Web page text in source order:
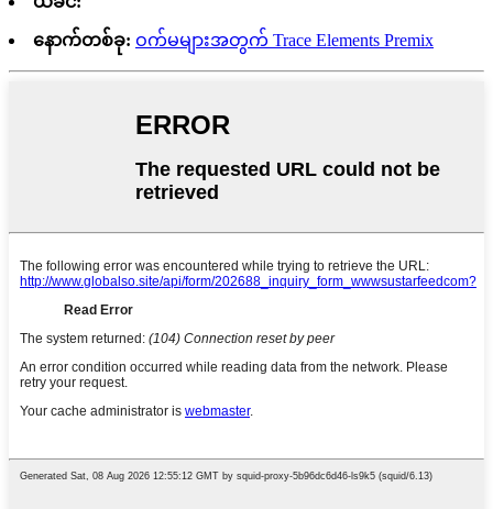
နောက်တစ်ခု: ဝက်မများအတွက် Trace Elements Premix